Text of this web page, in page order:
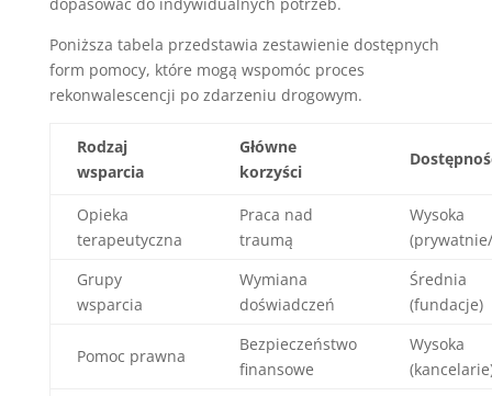
Poniższa tabela przedstawia zestawienie dostępnych
form pomocy, które mogą wspomóc proces
rekonwalescencji po zdarzeniu drogowym.
Rodzaj
wsparcia
Główne
korzyści
Opieka
terapeutyczna
Praca nad
traumą
Wysoka
Grupy
wsparcia
Wymiana
doświadczeń
Średnia
(fundacje)
Pomoc prawna
Bezpieczeństwo
finansowe
Wysoka